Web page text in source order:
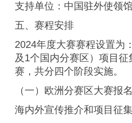
支持单位：中国驻外使领
五、赛程安排
2024年度大赛赛程设置为
及1个国内分赛区）项
赛，共分四个阶段实施。
（一）欧洲分赛区大赛报
海内外宣传推介和项目征